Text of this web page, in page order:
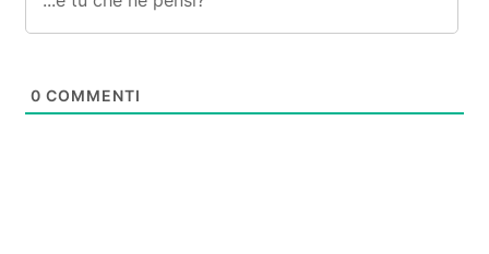
0 COMMENTI